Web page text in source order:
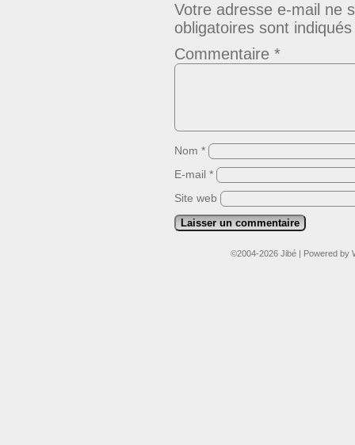
Votre adresse e-mail ne
obligatoires sont
Commentaire *
Nom *
E-mail *
Site web
©2004-2026 Jibé | Powered by